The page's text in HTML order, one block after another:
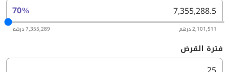
70%
2,101,511 درهم 7,355,289 درهم
فترة القرض